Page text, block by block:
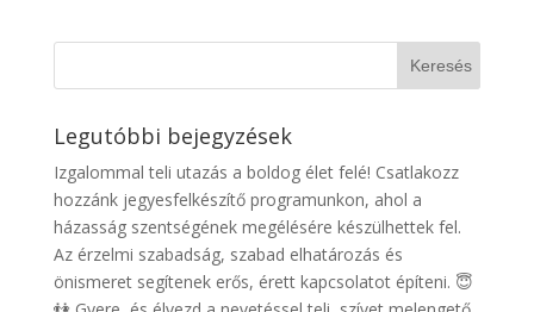
Legutóbbi bejegyzések
Izgalommal teli utazás a boldog élet felé! Csatlakozz
hozzánk jegyesfelkészítő programunkon, ahol a
házasság szentségének megélésére készülhettek fel.
Az érzelmi szabadság, szabad elhatározás és
önismeret segítenek erős, érett kapcsolatot építeni. 😇